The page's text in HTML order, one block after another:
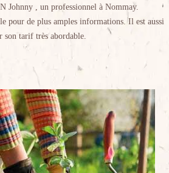
Johnny , un professionnel à Nommay.
pour de plus amples informations. Il est aussi
son tarif très abordable.